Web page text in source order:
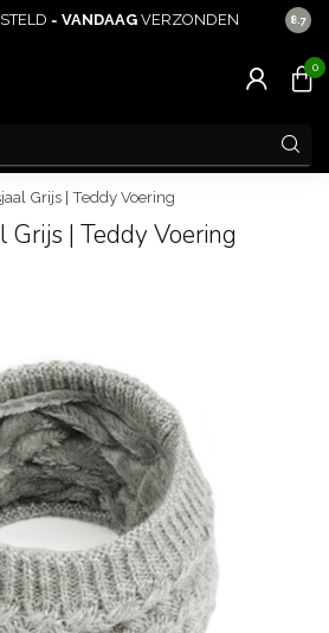
= VANDAAG VERZONDEN 8.7
0
Grijs | Teddy Voering
Grijs | Teddy Voering